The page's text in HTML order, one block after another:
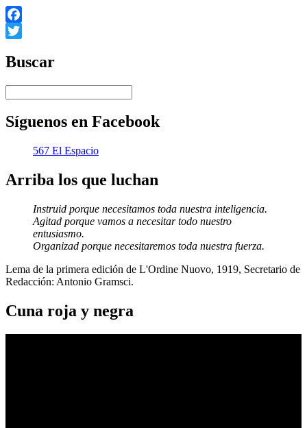
Facebook
Buscar
Síguenos en Facebook
567 El Espacio
Arriba los que luchan
Instruid porque necesitamos toda nuestra inteligencia.
Agitad porque vamos a necesitar todo nuestro
entusiasmo.
Organizad porque necesitaremos toda nuestra fuerza.
Lema de la primera edición de L'Ordine Nuovo, 1919, Secretario de
Redacción: Antonio Gramsci.
Cuna roja y negra